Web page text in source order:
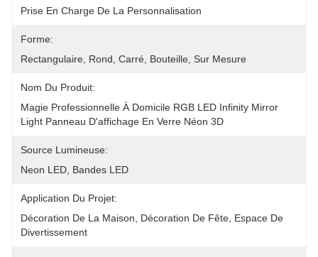
Prise En Charge De La Personnalisation
Forme:
Rectangulaire, Rond, Carré, Bouteille, Sur Mesure
Nom Du Produit:
Magie Professionnelle À Domicile RGB LED Infinity Mirror
Light Panneau D'affichage En Verre Néon 3D
Source Lumineuse:
Neon LED, Bandes LED
Application Du Projet:
Décoration De La Maison, Décoration De Fête, Espace De
Divertissement